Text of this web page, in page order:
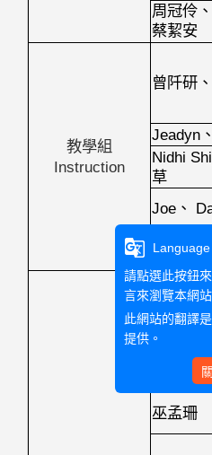
周冠伶
蔡絜安
教學組
Instruction
曾阡研
Jeadyn 、
Nidhi
草
Joe 、
陳煒智、
湯竣羽
巫孟珊
g_translate
Language
請點選此按鈕
言來瀏覽本網站
此網站的翻譯
提供。